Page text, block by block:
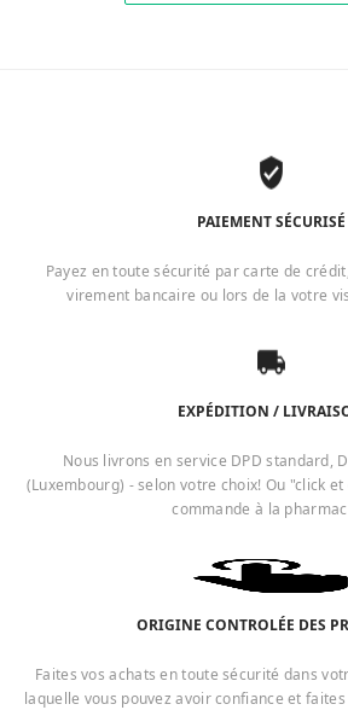
PAIEMENT SÉCURISÉ
Payez en toute sécurité par carte de
virement bancaire ou lors de la votre
EXPÉDITION /
Nous livrons en service DPD standard,
(Luxembourg) - selon votre choix! Ou "click
commande à la
ORIGINE CONTROLÉE DES
Faites vos achats en toute sécurité dans
laquelle vous pouvez avoir confiance et